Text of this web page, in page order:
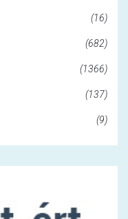
(16)
(682)
(1366)
(137)
(9)